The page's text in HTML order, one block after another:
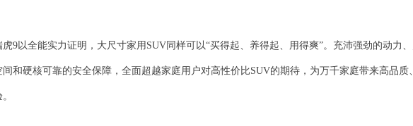
9以全能实力证明，大尺寸家用SUV同样可以“买得起、养得起、用得爽”。充沛强劲的动力
和硬核可靠的安全保障，全面超越家庭用户对高性价比SUV的期待，为万千家庭带来高品质